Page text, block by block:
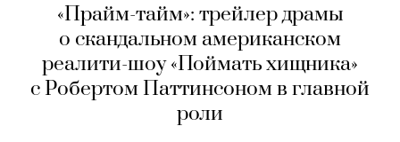
«Прайм-тайм»: трейлер драмы
о скандальном американском
реалити-шоу «Поймать хищника»
с Робертом Паттинсоном в главной
роли